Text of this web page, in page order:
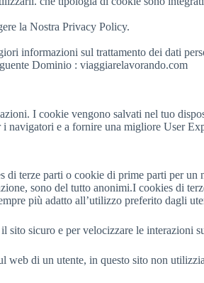
la Nostra Privacy Policy.
informazioni sul trattamento dei dati
Dominio : viaggiarelavorando.com
I cookie vengono salvati nel tuo
e a fornire una migliore User
terze parti o cookie di prime parti per
sono del tutto anonimi.I cookies di
più adatto all’utilizzo preferito dagli
sito sicuro e per velocizzare le interazioni
web di un utente, in questo sito non